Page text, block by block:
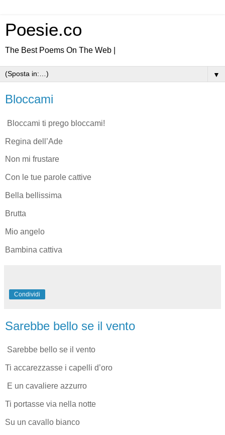
Poesie.co
The Best Poems On The Web |
▼
Bloccami
Bloccami ti prego bloccami!
Regina dell’Ade
Non mi frustare
Con le tue parole cattive
Bella bellissima
Brutta
Mio angelo
Bambina cattiva
Condividi
Sarebbe bello se il vento
Sarebbe bello se il vento
Ti accarezzasse i capelli d’oro
E un cavaliere azzurro
Ti portasse via nella notte
Su un cavallo bianco